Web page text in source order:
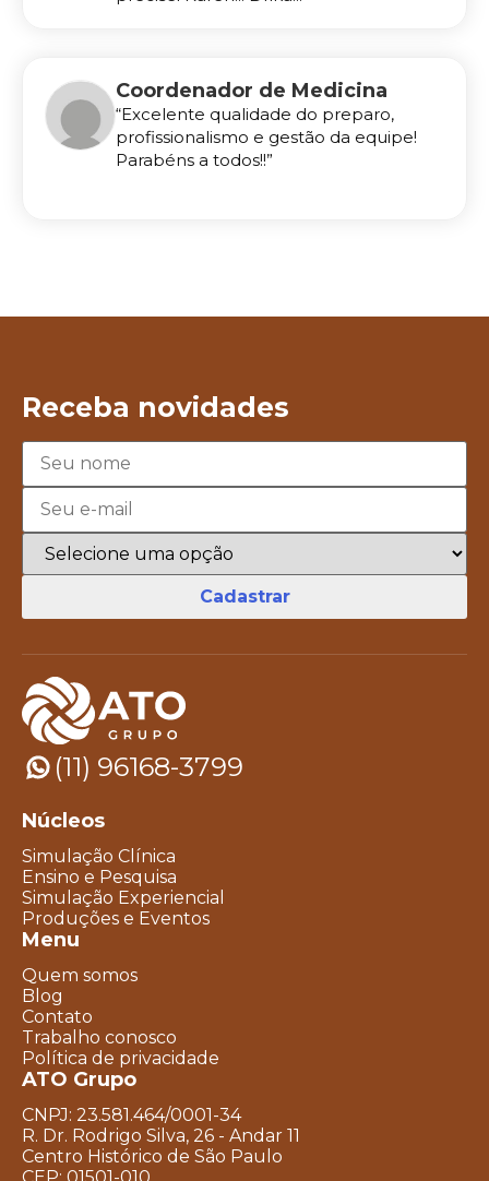
Coordenador de Medicina
“Excelente qualidade do preparo,
profissionalismo e gestão da equipe!
Parabéns a todos!!”
Receba novidades
(11) 96168-3799
Núcleos
Simulação Clínica
Ensino e Pesquisa
Simulação Experiencial
Produções e Eventos
Menu
Quem somos
Blog
Contato
Trabalho conosco
Política de privacidade
ATO Grupo
CNPJ: 23.581.464/0001-34
R. Dr. Rodrigo Silva, 26 - Andar 11
Centro Histórico de São Paulo